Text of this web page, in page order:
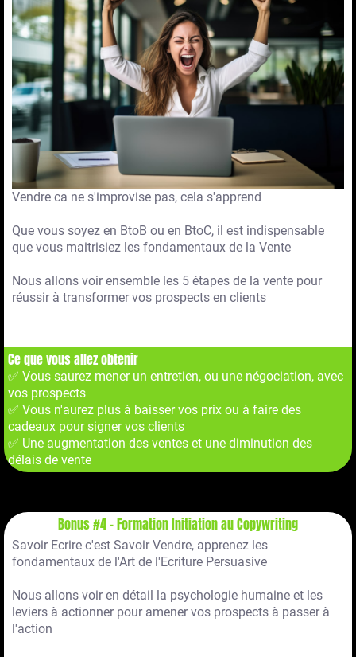
Vendre ca ne s'improvise pas, cela s'apprend
Que vous soyez en BtoB ou en BtoC, il est indispensable
que vous maitrisiez les fondamentaux de la Vente
Nous allons voir ensemble les 5 étapes de la vente pour
réussir à transformer vos prospects en clients
Ce que vous allez obtenir
✅ Vous saurez mener un entretien, ou une négociation, avec
vos prospects
✅ Vous n'aurez plus à baisser vos prix ou à faire des
cadeaux pour signer vos clients
✅ Une augmentation des ventes et une diminution des
délais de vente
Bonus #4 - Formation Initiation au Copywriting
Savoir Ecrire c'est Savoir Vendre, apprenez les
fondamentaux de l'Art de l'Ecriture Persuasive
Nous allons voir en détail la psychologie humaine et les
leviers à actionner pour amener vos prospects à passer à
l'action